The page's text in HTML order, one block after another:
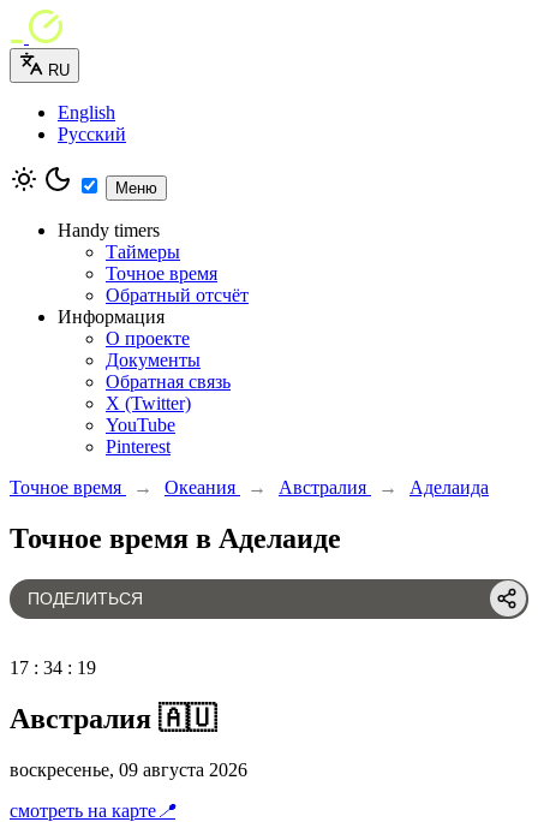
RU
English
Русский
Меню
Handy timers
Таймеры
Точное время
Обратный отсчёт
Информация
О проекте
Документы
Обратная связь
X (Twitter)
YouTube
Pinterest
Точное время
→ Океания → Австралия → Аделаида
Точное время в Аделаиде
ПОДЕЛИТЬСЯ
17 : 34 : 19
Австралия 🇦🇺
воскресенье, 09 августа 2026
смотреть на карте 📍